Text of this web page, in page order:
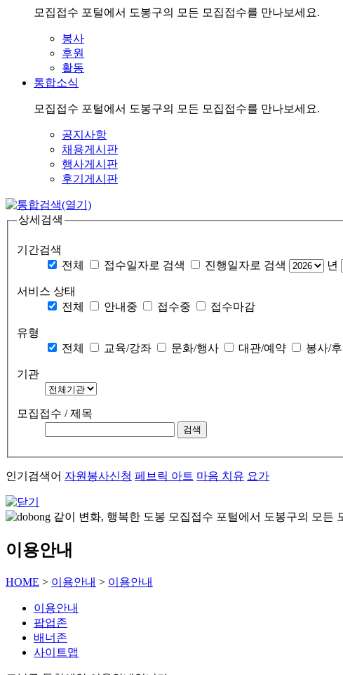
모집접수 포털에서 도봉구의 모든 모집접수를 만나보세요.
봉사
후원
활동
통합소식
모집접수 포털에서 도봉구의 모든 모집접수를 만나보세요.
공지사항
채용게시판
행사게시판
후기게시판
상세검색
기간검색
전체
접수일자로 검색 진행일자로 검색 년
서비스 상태
전체
안내중 접수중 접수마감
유형
전체
교육/강좌 문화/행사 대관/예약 봉사/후
기관
모집접수 / 제목
인기검색어 자원봉사신청 페브릭 아트 마음 치유 요가
이용안내
HOME > 이용안내 > 이용안내
이용안내
팝업존
배너존
사이트맵